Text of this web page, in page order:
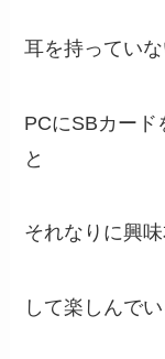
耳を持ってい
PCにSBカード
と
それなりに興
して楽しんで